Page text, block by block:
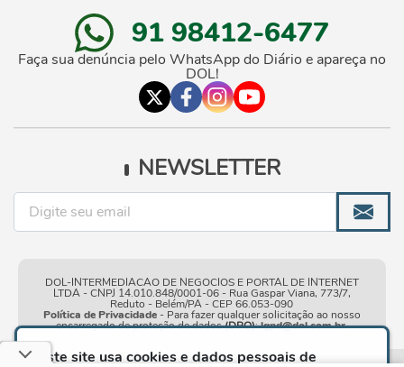
Este site usa cookies e dados pessoais de
91 98412-6477
Faça sua denúncia pelo WhatsApp do Diário e apareça no
DOL!
NEWSLETTER
DOL-INTERMEDIACAO DE NEGOCIOS E PORTAL DE INTERNET
LTDA - CNPJ 14.010.848/0001-06 - Rua Gaspar Viana, 773/7,
Reduto - Belém/PA - CEP 66.053-090
Política de Privacidade- Para fazer qualquer solicitação ao nosso
encarregado de proteção de dados(DPO):lgpd@dol.com.br.